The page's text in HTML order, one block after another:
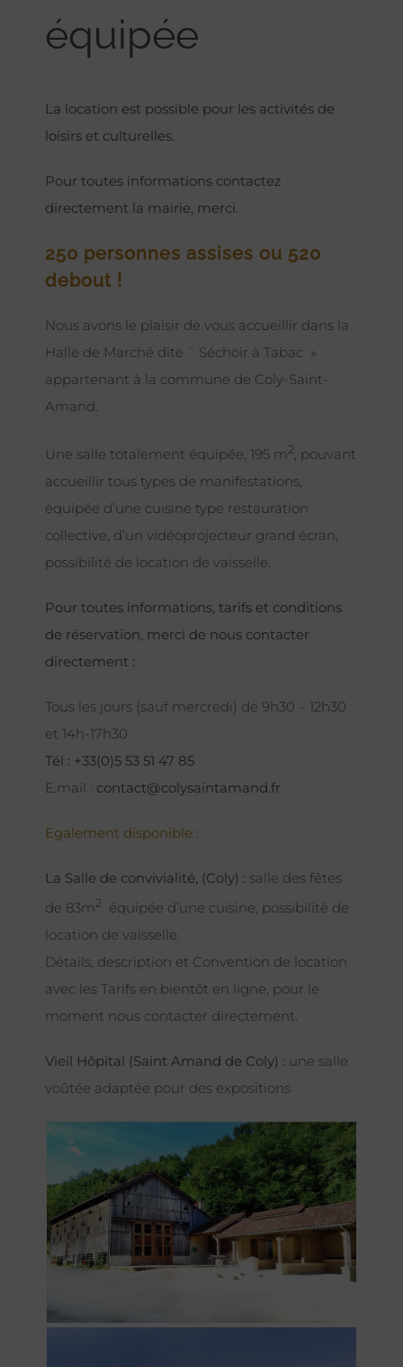
équipée
La location est possible pour les activités de
loisirs et culturelles.
Pour toutes informations contactez
directement la mairie, merci.
250 personnes assises ou 520
debout !
Nous avons le plaisir de vous accueillir dans la
Halle de Marché dite ¨ Séchoir à Tabac »
appartenant à la commune de Coly-Saint-
Amand.
Une salle totalement équipée, 195 m2 , pouvant
accueillir tous types de manifestations,
équipée d’une cuisine type restauration
collective, d’un vidéoprojecteur grand écran,
possibilité de location de vaisselle.
Pour toutes informations, tarifs et conditions
de réservation, merci de nous contacter
directement :
Tous les jours (sauf mercredi) de 9h30 – 12h30
et 14h-17h30
Tél : +33(0)5 53 51 47 85
E.mail : contact@colysaintamand.fr
Egalement disponible :
La Salle de convivialité, (Coly) : salle des fêtes
de 83m2
équipée d’une cuisine, possibilité de
location de vaisselle.
Détails, description et Convention de location
avec les Tarifs en bientôt en ligne, pour le
moment nous contacter directement.
Vieil Hôpital (Saint Amand de Coly) : une salle
voûtée adaptée pour des expositions